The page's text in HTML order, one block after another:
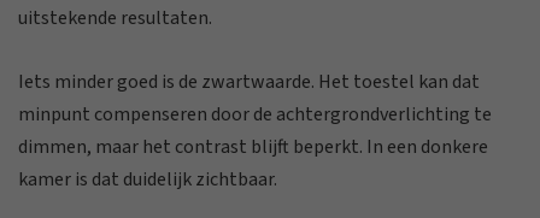
uitstekende resultaten.
Iets minder goed is de zwartwaarde. Het toestel kan dat
minpunt compenseren door de achtergrondverlichting te
dimmen, maar het contrast blijft beperkt. In een donkere
kamer is dat duidelijk zichtbaar.